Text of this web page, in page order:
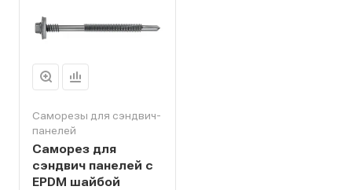
Саморезы для сэндвич-
панелей
Саморез для
сэндвич панелей с
EPDM шайбой